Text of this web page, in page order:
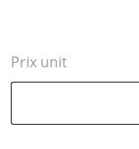
Prix unit